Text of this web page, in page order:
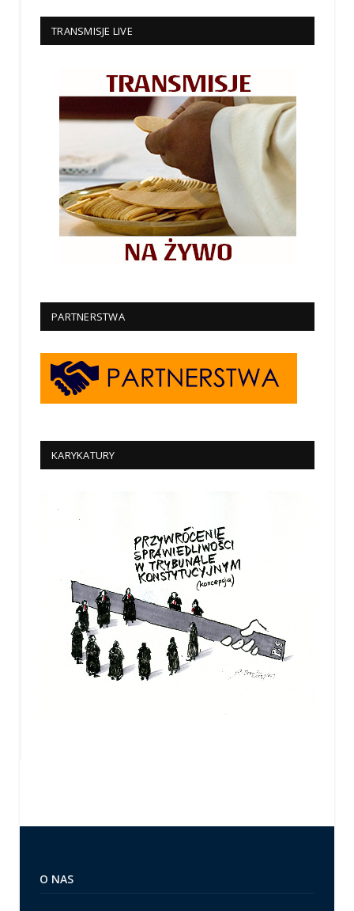
TRANSMISJE LIVE
PARTNERSTWA
KARYKATURY
O NAS